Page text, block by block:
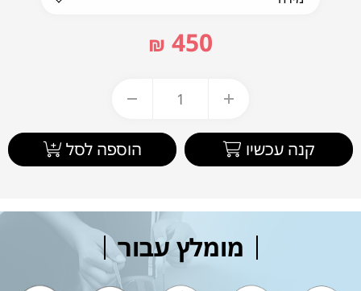
450
₪
קנה עכשיו הוספה לסל
מומלץ עבור